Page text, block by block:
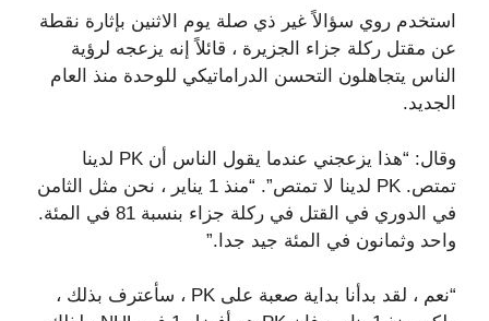
استخدم روي سؤالاً غير ذي صلة يوم الاثنين بإثارة نقطة
عن مقتل ركلة جزاء الجزيرة ، قائلاً إنه يزعجه لرؤية
الناس يتجاهلون التحسن الدراماتيكي للوحدة منذ العام
الجديد.
وقال: “هذا يزعجني عندما يقول الناس أن PK لدينا
تمتص. PK ​​لدينا لا تمتص”. “منذ 1 يناير ، نحن مثل الثامن
في الدوري في القتل في ركلة جزاء بنسبة 81 في المئة.
واحد وثمانون في المئة جيد جدا.”
“نعم ، لقد بدأنا بداية صعبة على PK ، سأعترف بذلك ،